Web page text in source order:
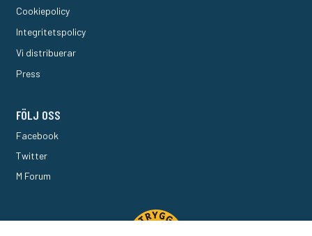
Cookiepolicy
Integritetspolicy
Vi distribuerar
Press
FÖLJ OSS
Facebook
Twitter
M Forum